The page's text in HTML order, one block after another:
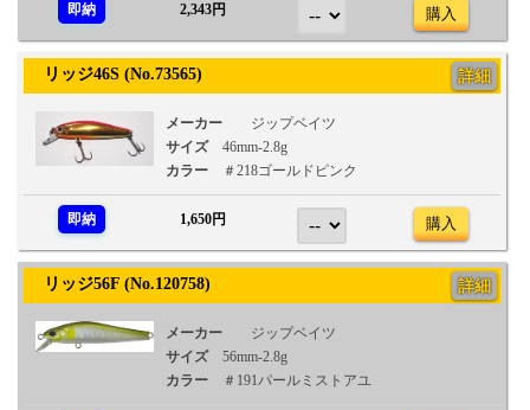
即納 2,343円 購入
リッジ46S (No.73565) 詳細
メーカー
ジップベイツ
サイズ
46mm-2.8g
カラー
＃218ゴールドピンク
即納 1,650円 購入
リッジ56F (No.120758) 詳細
メーカー
ジップベイツ
サイズ
56mm-2.8g
カラー
＃191パールミストアユ